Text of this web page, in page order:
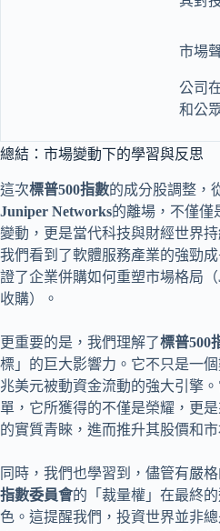
市場
公司
和公
總結：市場變動下的學習與反思
這次標普500指數的成分股調整，
Juniper Networks的離場，不僅僅
變動，更是當代科技與財經世界
我們看到了軟體服務產業的強勁
證了企業併購如何重塑市場格局（
收購）。
更重要的是，我們理解了標普500
標」的巨大影響力。它不只是一
兆美元被動資金流動的強大引擎。
單，它所獲得的不僅是榮耀，更
的實質青睞，進而推升其股價和市
同時，我們也學習到，儘管有嚴格
指數委員會的「裁量權」在最終
色。這提醒我們，投資世界並非